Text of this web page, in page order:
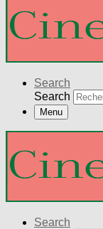
Search
Search
Menu
Search